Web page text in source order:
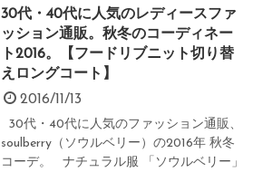
30代・40代に人気のレディースファ
ッション通販。秋冬のコーディネー
ト2016。【フードリブニット切り替
えロングコート】
2016/11/13
30代・40代に人気のファッション通販、
soulberry（ソウルベリー）の2016年 秋冬
コーデ。 ナチュラル服 「ソウルベリー」